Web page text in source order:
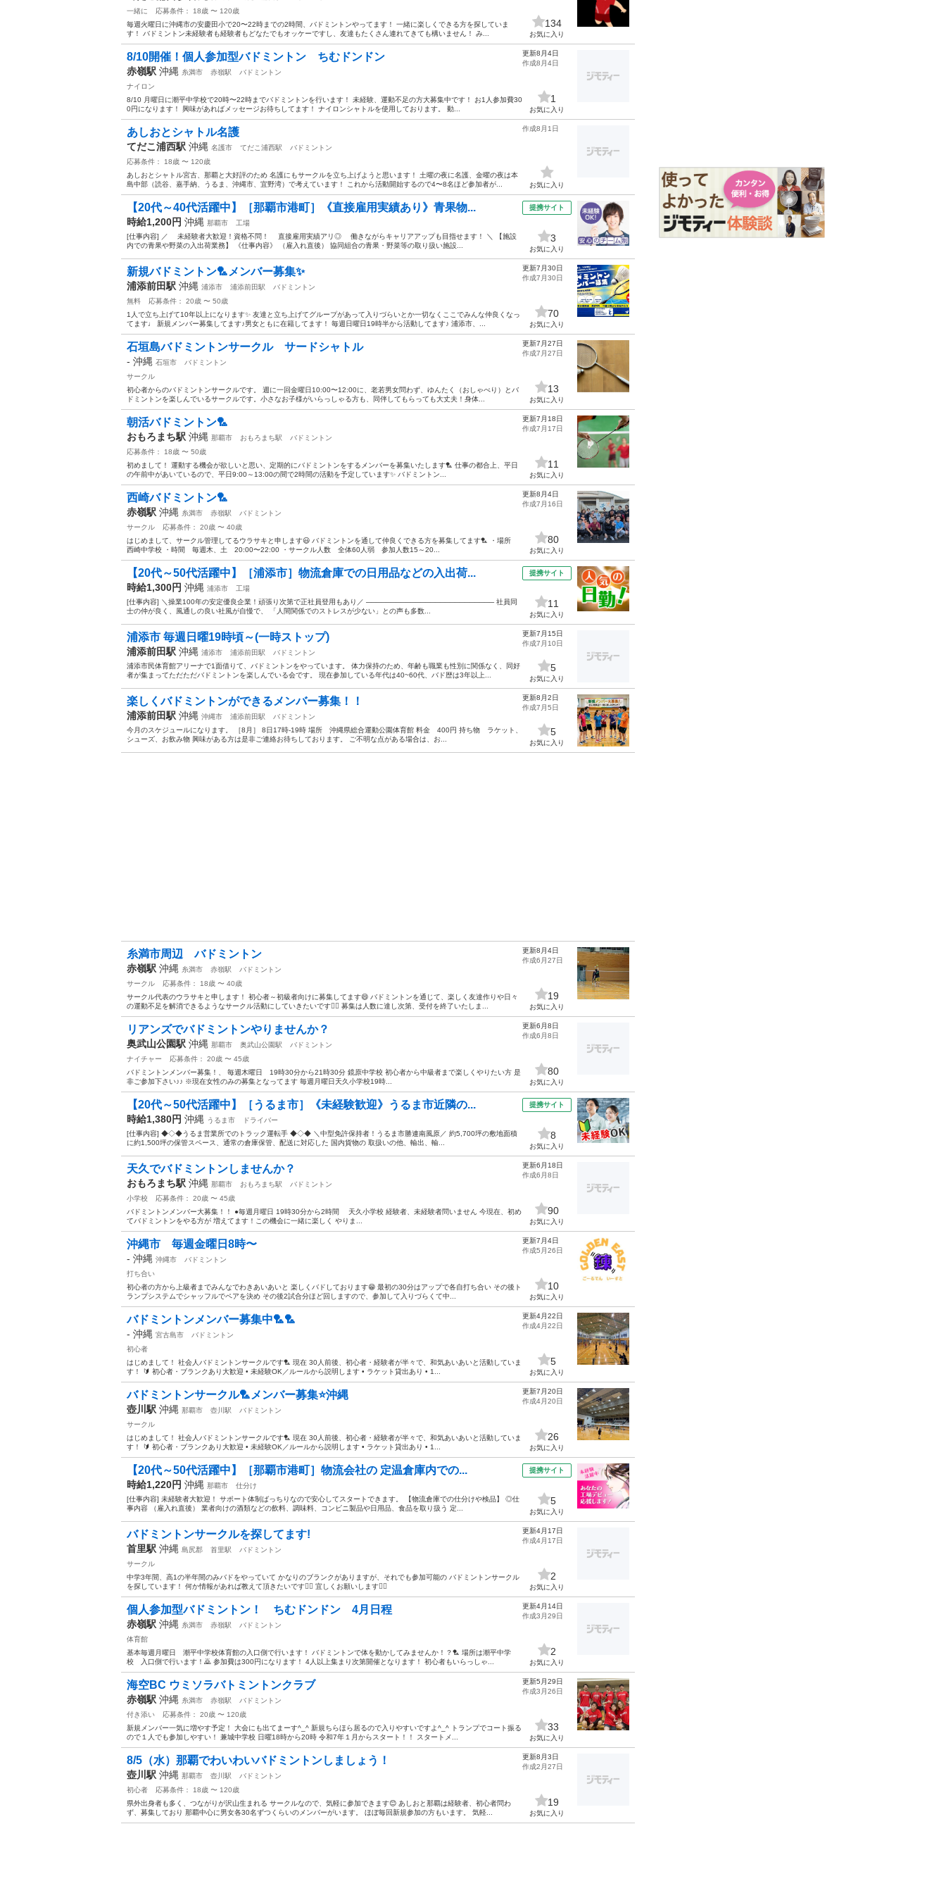
一緒に
応募条件： 18歳 〜 120歳
毎週火曜日に沖縄市の安慶田小で20〜22時までの2時間、バドミントンやってます！ 一緒に楽しくできる方を探していま
す！ バドミントン未経験者も経験者もどなたでもオッケーですし、友達もたくさん連れてきても構いません！ み...
134
お気に入り
8/10開催！個人参加型バドミントン ちむドンドン
赤嶺駅 沖縄 糸満市 赤嶺駅
バドミントン
ナイロン
8/10 月曜日に潮平中学校で20時〜22時までバドミントンを行います！ 未経験、運動不足の方大募集中です！ お1人参加費30
0円になります！ 興味があればメッセージお待ちしてます！ ナイロンシャトルを使用しております。 動...
更新8月4日
作成8月4日
1
お気に入り
あしおとシャトル名護
てだこ浦西駅 沖縄 名護市 てだこ浦西駅
バドミントン
応募条件： 18歳 〜 120歳
あしおとシャトル宮古、那覇と大好評のため 名護にもサークルを立ち上げようと思います！ 土曜の夜に名護、金曜の夜は本
島中部（読谷、嘉手納、うるま、沖縄市、宜野湾）で考えています！ これから活動開始するので4〜8名ほど参加者が...
作成8月1日
お気に入り
【20代～40代活躍中】［那覇市港町］《直接雇用実績あり》青果物...
時給1,200円 沖縄 那覇市
工場
[仕事内容] ／ 未経験者大歓迎！資格不問！ 直接雇用実績アリ◎ 働きながらキャリアアップも目指せます！ ＼ 【施設
内での青果や野菜の入出荷業務】 《仕事内容》 （雇入れ直後） 協同組合の青果・野菜等の取り扱い施設...
提携サイト
3
お気に入り
新規バドミントン🏸メンバー募集✨
浦添前田駅 沖縄 浦添市 浦添前田駅
バドミントン
無料
応募条件： 20歳 〜 50歳
1人で立ち上げて10年以上になります✨ 友達と立ち上げてグループがあって入りづらいとか一切なくここでみんな仲良くなっ
てます♩ 新規メンバー募集してます♪男女ともに在籍してます！ 毎週日曜日19時半から活動してます♪ 浦添市、...
更新7月30日
作成7月30日
70
お気に入り
石垣島バドミントンサークル サードシャトル
- 沖縄 石垣市
バドミントン
サークル
初心者からのバドミントンサークルです。 週に一回金曜日10:00〜12:00に、老若男女問わず、ゆんたく（おしゃべり）とバ
ドミントンを楽しんでいるサークルです。小さなお子様がいらっしゃる方も、同伴してもらっても大丈夫！身体...
更新7月27日
作成7月27日
13
お気に入り
朝活バドミントン🏸
おもろまち駅 沖縄 那覇市 おもろまち駅
バドミントン
応募条件： 18歳 〜 50歳
初めまして！ 運動する機会が欲しいと思い、定期的にバドミントンをするメンバーを募集いたします🏸 仕事の都合上、平日
の午前中があいているので、平日9:00～13:00の間で2時間の活動を予定しています✨️ バドミントン...
更新7月18日
作成7月17日
11
お気に入り
西崎バドミントン🏸
赤嶺駅 沖縄 糸満市 赤嶺駅
バドミントン
サークル
応募条件： 20歳 〜 40歳
はじめまして、サークル管理してるウラサキと申します😃 バドミントンを通して仲良くできる方を募集してます🏸 ・場所
西崎中学校 ・時間 毎週木、土 20:00〜22:00 ・サークル人数 全体60人弱 参加人数15～20...
更新8月4日
作成7月16日
80
お気に入り
【20代～50代活躍中】［浦添市］物流倉庫での日用品などの入出荷...
時給1,300円 沖縄 浦添市
工場
[仕事内容] ＼操業100年の安定優良企業！頑張り次第で正社員登用もあり／ ────────────────────────── 社員同
士の仲が良く、風通しの良い社風が自慢で、 「人間関係でのストレスが少ない」との声も多数...
提携サイト
11
お気に入り
浦添市 毎週日曜19時頃～(一時ストップ)
浦添前田駅 沖縄 浦添市 浦添前田駅
バドミントン
浦添市民体育館アリーナで1面借りて、バドミントンをやっています。 体力保持のため、年齢も職業も性別に関係なく、同好
者が集まってただただバドミントンを楽しんでいる会です。 現在参加している年代は40~60代、バド歴は3年以上...
更新7月15日
作成7月10日
5
お気に入り
楽しくバドミントンができるメンバー募集！！
浦添前田駅 沖縄 沖縄市 浦添前田駅
バドミントン
今月のスケジュールになります。 ［8月］ 8日17時-19時 場所 沖縄県総合運動公園体育館 料金 400円 持ち物 ラケット、
シューズ、お飲み物 興味がある方は是非ご連絡お待ちしております。 ご不明な点がある場合は、お...
更新8月2日
作成7月5日
5
お気に入り
糸満市周辺 バドミントン
赤嶺駅 沖縄 糸満市 赤嶺駅
バドミントン
サークル
応募条件： 18歳 〜 40歳
サークル代表のウラサキと申します！ 初心者～初級者向けに募集してます😄 バドミントンを通じて、楽しく友達作りや日々
の運動不足を解消できるようなサークル活動にしていきたいです🙆‍♂️ 募集は人数に達し次第、受付を終了いたしま...
更新8月4日
作成6月27日
19
お気に入り
リアンズでバドミントンやりませんか？
奥武山公園駅 沖縄 那覇市 奥武山公園駅
バドミントン
ナイチャー
応募条件： 20歳 〜 45歳
バドミントンメンバー募集！、 毎週木曜日 19時30分から21時30分 鏡原中学校 初心者から中級者まで楽しくやりたい方 是
非ご参加下さい♪♪ ※現在女性のみの募集となってます 毎週月曜日天久小学校19時...
更新6月8日
作成6月8日
80
お気に入り
【20代～50代活躍中】［うるま市］《未経験歓迎》うるま市近隣の...
時給1,380円 沖縄 うるま市
ドライバー
[仕事内容] ◆◇◆うるま営業所でのトラック運転手 ◆◇◆ ＼中型免許保持者！うるま市勝連南風原／ 約5,700坪の敷地面積
に約1,500坪の保管スペース、通常の倉庫保管、配送に対応した 国内貨物の 取扱いの他、輸出、輸...
提携サイト
8
お気に入り
天久でバドミントンしませんか？
おもろまち駅 沖縄 那覇市 おもろまち駅
バドミントン
小学校
応募条件： 20歳 〜 45歳
バドミントンメンバー大募集！！ ●毎週月曜日 19時30分から2時間 天久小学校 経験者、未経験者問いません 今現在、初め
てバドミントンをやる方が 増えてます！この機会に一緒に楽しく やりま...
更新6月18日
作成6月8日
90
お気に入り
沖縄市 毎週金曜日8時〜
- 沖縄 沖縄市
バドミントン
打ち合い
初心者の方から上級者までみんなでわきあいあいと 楽しくバドしております😁 最初の30分はアップで各自打ち合い その後ト
ランプシステムでシャッフルでペアを決め その後2試合分ほど回しますので、参加して入りづらくて中...
更新7月4日
作成5月26日
10
お気に入り
バドミントンメンバー募集中🏸🏸
- 沖縄 宮古島市
バドミントン
初心者
はじめまして！ 社会人バドミントンサークルです🏸 現在 30人前後、初心者・経験者が半々で、和気あいあいと活動していま
す！ 🔰 初心者・ブランクあり大歓迎 • 未経験OK／ルールから説明します • ラケット貸出あり • 1...
更新4月22日
作成4月22日
5
お気に入り
バドミントンサークル🏸メンバー募集⭐️沖縄
壺川駅 沖縄 那覇市 壺川駅
バドミントン
サークル
はじめまして！ 社会人バドミントンサークルです🏸 現在 30人前後、初心者・経験者が半々で、和気あいあいと活動していま
す！ 🔰 初心者・ブランクあり大歓迎 • 未経験OK／ルールから説明します • ラケット貸出あり • 1...
更新7月20日
作成4月20日
26
お気に入り
【20代～50代活躍中】［那覇市港町］物流会社の 定温倉庫内での...
時給1,220円 沖縄 那覇市
仕分け
[仕事内容] 未経験者大歓迎！ サポート体制ばっちりなので安心してスタートできます。 【物流倉庫での仕分けや検品】 ◎仕
事内容 （雇入れ直後） 業者向けの酒類などの飲料、調味料、コンビニ製品や日用品、食品を取り扱う 定...
提携サイト
5
お気に入り
バドミントンサークルを探してます!
首里駅 沖縄 島尻郡 首里駅
バドミントン
サークル
中学3年間、高1の半年間のみバドをやっていて かなりのブランクがありますが、それでも参加可能の バドミントンサークル
を探しています！ 何か情報があれば教えて頂きたいです🙇‍♀️ 宜しくお願いします🙇‍♀️
更新4月17日
作成4月17日
2
お気に入り
個人参加型バドミントン！ ちむドンドン 4月日程
赤嶺駅 沖縄 糸満市 赤嶺駅
バドミントン
体育館
基本毎週月曜日 潮平中学校体育館の入口側で行います！ バドミントンで体を動かしてみませんか！？🏸 場所は潮平中学
校 入口側で行います！🙇 参加費は300円になります！ 4人以上集まり次第開催となります！ 初心者もいらっしゃ...
更新4月14日
作成3月29日
2
お気に入り
海空BC ウミソラバトミントンクラブ
赤嶺駅 沖縄 糸満市 赤嶺駅
バドミントン
付き添い
応募条件： 20歳 〜 120歳
新規メンバー一気に増やす予定！ 大会にも出てまーす^_^ 新規ちらほら居るので入りやすいですよ^_^ トランプでコート振る
ので１人でも参加しやすい！ 兼城中学校 日曜18時から20時 令和7年１月からスタート！！ スタートメ...
更新5月29日
作成3月26日
33
お気に入り
8/5（水）那覇でわいわいバドミントンしましょう！
壺川駅 沖縄 那覇市 壺川駅
バドミントン
初心者
応募条件： 18歳 〜 120歳
県外出身者も多く、つながりが沢山生まれる サークルなので、気軽に参加できます😊 あしおと那覇は経験者、初心者問わ
ず、募集しており 那覇中心に男女各30名ずつくらいのメンバーがいます。 ほぼ毎回新規参加の方もいます。 気軽...
更新8月3日
作成2月27日
19
お気に入り